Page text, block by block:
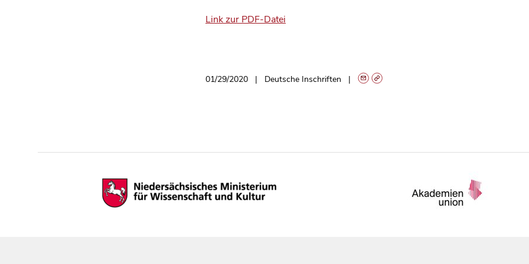
Link zur PDF-Datei
01/29/2020 Deutsche Inschriften